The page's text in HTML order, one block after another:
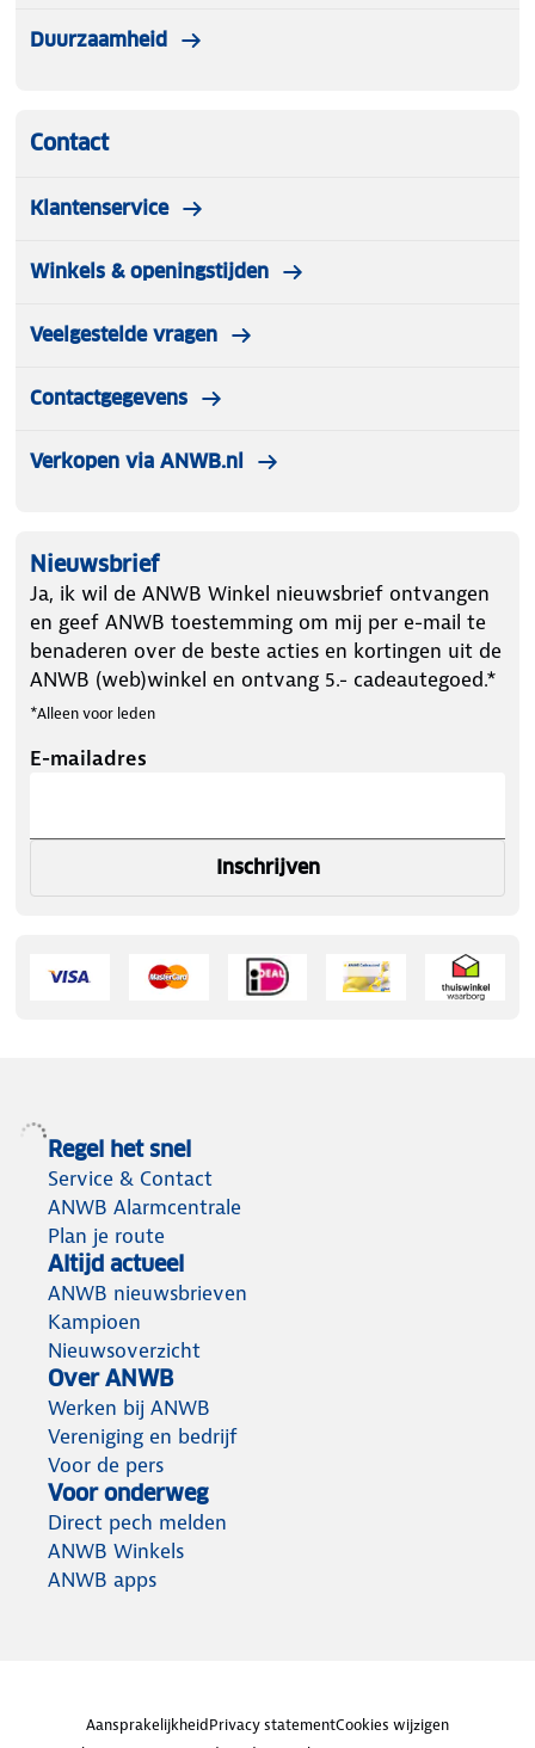
Duurzaamheid
Contact
Klantenservice
Winkels & openingstijden
Veelgestelde vragen
Contactgegevens
Verkopen via ANWB.nl
Nieuwsbrief
Ja, ik wil de ANWB Winkel nieuwsbrief ontvangen
en geef ANWB toestemming om mij per e-mail te
benaderen over de beste acties en kortingen uit de
ANWB (web)winkel en ontvang 5.- cadeautegoed.*
*Alleen voor leden
E-mailadres
Inschrijven
Regel het snel
Service & Contact
ANWB Alarmcentrale
Plan je route
Altijd actueel
ANWB nieuwsbrieven
Kampioen
Nieuwsoverzicht
Over ANWB
Werken bij ANWB
Vereniging en bedrijf
Voor de pers
Voor onderweg
Direct pech melden
ANWB Winkels
ANWB apps
AansprakelijkheidPrivacy statementCookies wijzigen